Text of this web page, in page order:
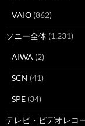
VAIO (862)
ソニー全体 (1,231)
AIWA (2)
SCN (41)
SPE (34)
テレビ・ビデオレコ